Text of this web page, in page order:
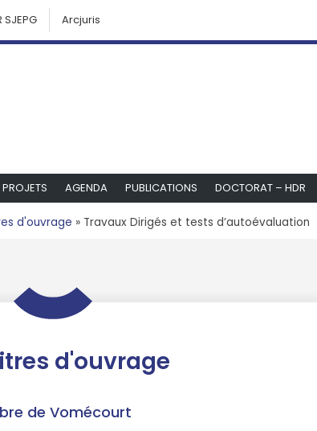
SJEPG Arcjuris
PROJETS AGENDA PUBLICATIONS DOCTORAT – HDR
d'ouvrage » Travaux Dirigés et tests d’autoévaluation
d'ouvrage
de Vomécourt